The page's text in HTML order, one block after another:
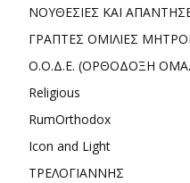
ΝΟΥΘΕΣΙΕΣ ΚΑΙ
ΓΡΑΠΤΕΣ ΟΜΙΛΙΕΣ
Ο.Ο.Δ.Ε. (ΟΡΘΟΔΟΞΗ
Religious
RumOrthodox
Icon and Light
ΤΡΕΛΟΓΙΑΝΝΗΣ